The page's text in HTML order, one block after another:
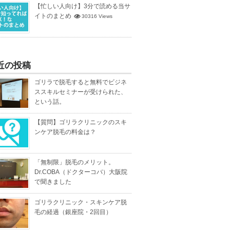
【忙しい人向け】3分で読める当サ
イトのまとめ
30316 Views
の投稿
ゴリラで脱毛すると無料でビジネ
ススキルセミナーが受けられた、
という話。
【質問】ゴリラクリニックのスキ
ンケア脱毛の料金は？
「無制限」脱毛のメリット。
Dr.COBA（ドクターコバ）大阪院
で聞きました
ゴリラクリニック・スキンケア脱
毛の経過（銀座院・2回目）